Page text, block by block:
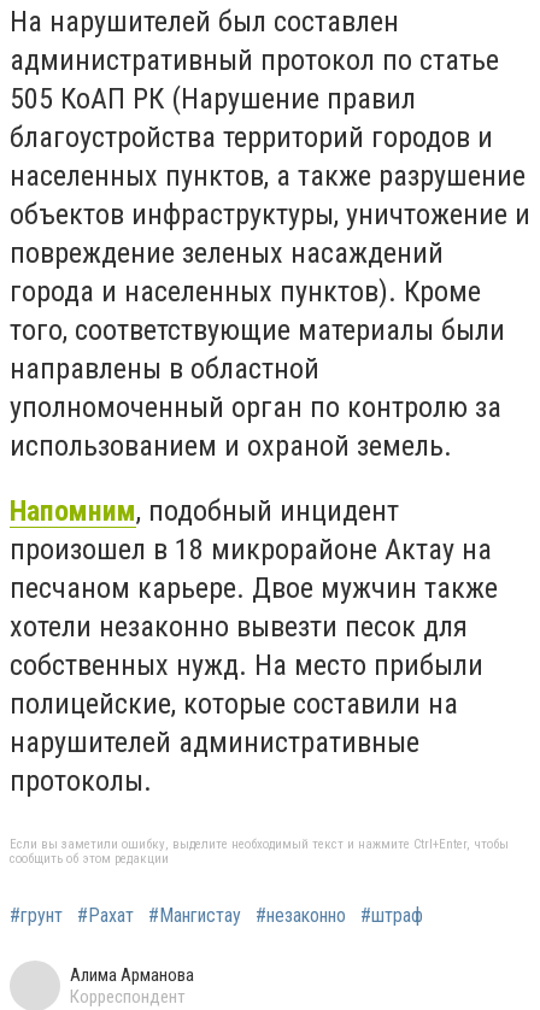
На нарушителей был составлен
административный протокол по статье
505 КоАП РК (Нарушение правил
благоустройства территорий городов и
населенных пунктов, а также разрушение
объектов инфраструктуры, уничтожение и
повреждение зеленых насаждений
города и населенных пунктов). Кроме
того, соответствующие материалы были
направлены в областной
уполномоченный орган по контролю за
использованием и охраной земель.
Напомним, подобный инцидент
произошел в 18 микрорайоне Актау на
песчаном карьере. Двое мужчин также
хотели незаконно вывезти песок для
собственных нужд. На место прибыли
полицейские, которые составили на
нарушителей административные
протоколы.
Если вы заметили ошибку, выделите необходимый текст и нажмите Ctrl+Enter, чтобы
сообщить об этом редакции
#грунт #Рахат #Мангистау #незаконно #штраф
Алима Арманова
Корреспондент